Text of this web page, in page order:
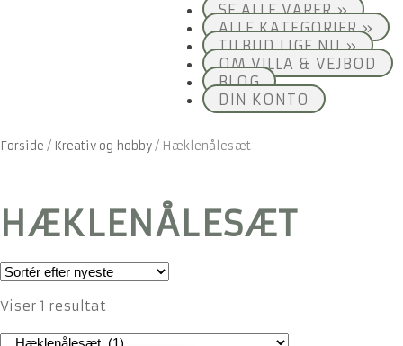
SE ALLE VARER »
ALLE KATEGORIER »
TILBUD LIGE NU »
OM VILLA & VEJBOD
BLOG
DIN KONTO
Forside / Kreativ og hobby/ Hæklenålesæt
HÆKLENÅLESÆT
Viser 1 resultat